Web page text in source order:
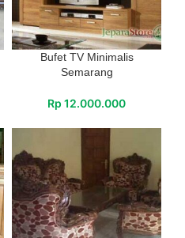
Bufet TV Minimalis
Semarang
Rp 12.000.000